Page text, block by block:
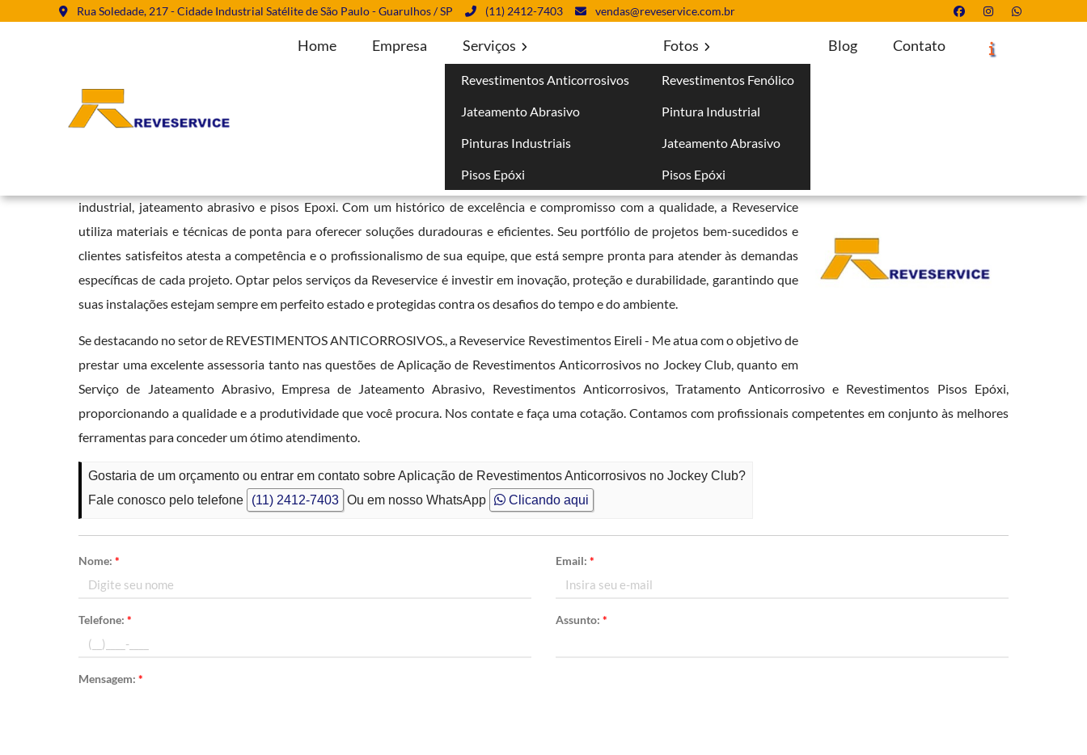
Rua Soledade, 217 - Cidade Industrial Satélite de São Paulo - Guarulhos / SP (11) 2412-7403 vendas@reveservice.com.br
Home Empresa Serviços
Revestimentos Anticorrosivos
Jateamento Abrasivo
Pinturas Industriais
Pisos Epóxi
Fotos
Revestimentos Fenólico
Pintura Industrial
Jateamento Abrasivo
Pisos Epóxi
Blog Contato
Aplicação de Revestimentos Anticorrosivos no Jockey Club Solicite um Orçamento
A Reveservice se destaca como uma empresa de referência em serviços deaplicação de revestimentos anticorrosivos
industrial, jateamento abrasivo e pisos Epoxi. Com um histórico de excelência e compromisso com a qualidade, a Reveservice
utiliza materiais e técnicas de ponta para oferecer soluções duradouras e eficientes. Seu portfólio de projetos bem-sucedidos e
clientes satisfeitos atesta a competência e o profissionalismo de sua equipe, que está sempre pronta para atender às demandas
específicas de cada projeto. Optar pelos serviços da Reveservice é investir em inovação, proteção e durabilidade, garantindo que
suas instalações estejam sempre em perfeito estado e protegidas contra os desafios do tempo e do ambiente.
Se destacando no setor de REVESTIMENTOS ANTICORROSIVOS., a Reveservice Revestimentos Eireli - Me atua com o objetivo de
prestar uma excelente assessoria tanto nas questões de Aplicação de Revestimentos Anticorrosivos no Jockey Club, quanto em
Serviço de Jateamento Abrasivo, Empresa de Jateamento Abrasivo, Revestimentos Anticorrosivos, Tratamento Anticorrosivo e Revestimentos Pisos Epóxi,
proporcionando a qualidade e a produtividade que você procura. Nos contate e faça uma cotação. Contamos com profissionais competentes em conjunto às melhores
ferramentas para conceder um ótimo atendimento.
Gostaria de um orçamento ou entrar em contato sobre Aplicação de Revestimentos Anticorrosivos no Jockey Club?
Fale conosco pelo telefone
(11) 2412-7403 Ou em nosso WhatsApp Clicando aqui
Nome:* Email: *
Telefone:* Assunto: *
Mensagem:*